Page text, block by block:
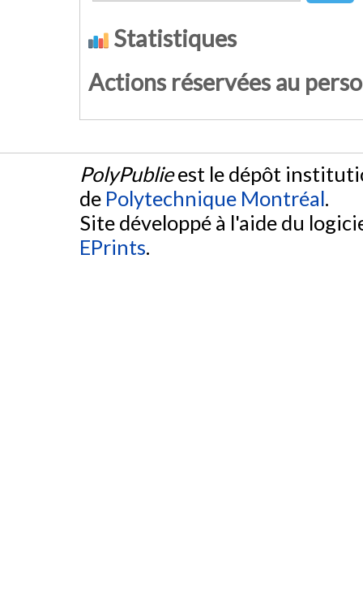
Statistiques
Actions réservées au
PolyPublieest le dépôt
de Polytechnique Montréal.
Site développé à l'aide du
EPrints.